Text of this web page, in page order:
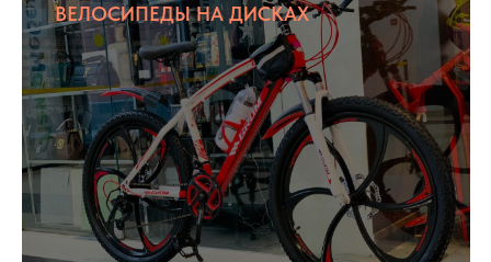
ВЕЛОСИПЕДЫ НА ДИСКАХ